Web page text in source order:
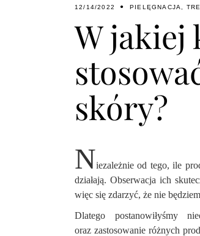
12/14/2022 PIELĘGNACJA
W jakiej
skóry?
Niezależnie od tego, ile
działają. Obserwacja ich
więc się zdarzyć, że nie
Dlatego postanowiłyśmy
oraz zastosowanie różnych